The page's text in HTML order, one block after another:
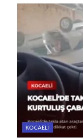
KOCAELI